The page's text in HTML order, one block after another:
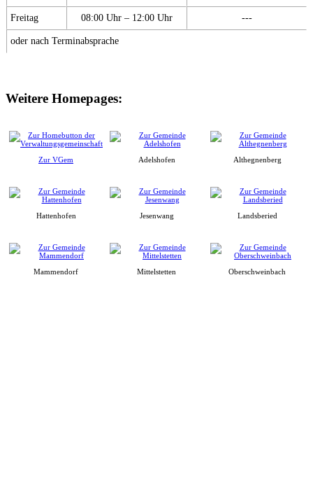
Freitag 08:00 Uhr – 12:00 Uhr ---
oder nach Terminabsprache
Weitere Homepages:
Zur VGem Adelshofen Althegnenberg
Hattenhofen Jesenwang Landsberied
Mammendorf Mittelstetten Oberschweinbach